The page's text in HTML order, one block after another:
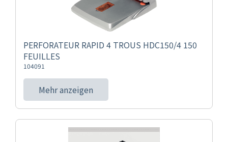
PERFORATEUR RAPID 4 TROUS HDC150/4 150
FEUILLES
104091
Mehr anzeigen